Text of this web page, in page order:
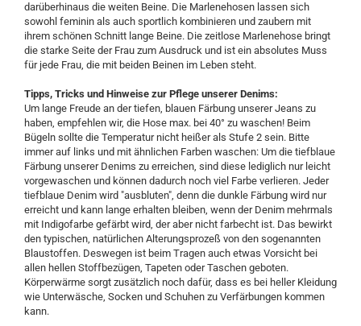
darüberhinaus die weiten Beine. Die Marlenehosen lassen sich
sowohl feminin als auch sportlich kombinieren und zaubern mit
ihrem schönen Schnitt lange Beine. Die zeitlose Marlenehose bringt
die starke Seite der Frau zum Ausdruck und ist ein absolutes Muss
für jede Frau, die mit beiden Beinen im Leben steht.
Tipps, Tricks und Hinweise zur Pflege unserer Denims:
Um lange Freude an der tiefen, blauen Färbung unserer Jeans zu
haben, empfehlen wir, die Hose max. bei 40° zu waschen! Beim
Bügeln sollte die Temperatur nicht heißer als Stufe 2 sein. Bitte
immer auf links und mit ähnlichen Farben waschen: Um die tiefblaue
Färbung unserer Denims zu erreichen, sind diese lediglich nur leicht
vorgewaschen und können dadurch noch viel Farbe verlieren. Jeder
tiefblaue Denim wird "ausbluten", denn die dunkle Färbung wird nur
erreicht und kann lange erhalten bleiben, wenn der Denim mehrmals
mit Indigofarbe gefärbt wird, der aber nicht farbecht ist. Das bewirkt
den typischen, natürlichen Alterungsprozeß von den sogenannten
Blaustoffen. Deswegen ist beim Tragen auch etwas Vorsicht bei
allen hellen Stoffbezügen, Tapeten oder Taschen geboten.
Körperwärme sorgt zusätzlich noch dafür, dass es bei heller Kleidung
wie Unterwäsche, Socken und Schuhen zu Verfärbungen kommen
kann.